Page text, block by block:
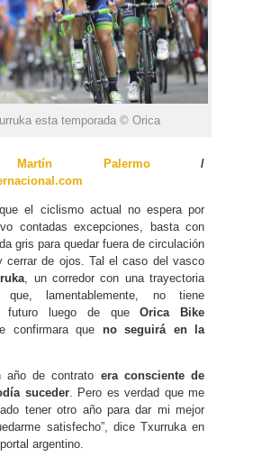
esta temporada © Orica
Palermo/
el ciclismo actual no espera por
contadas excepciones, basta con
gris para quedar fuera de circulación
cerrar de ojos. Tal el caso del vasco
, un corredor con una trayectoria
que, lamentablemente, no tiene
futuro luego de queOrica Bike
confirmara que no seguirá en la
año de contrato era consciente de
suceder. Pero es verdad que me
tener otro año para dar mi mejor
satisfecho”, dice Txurruka en
argentino.